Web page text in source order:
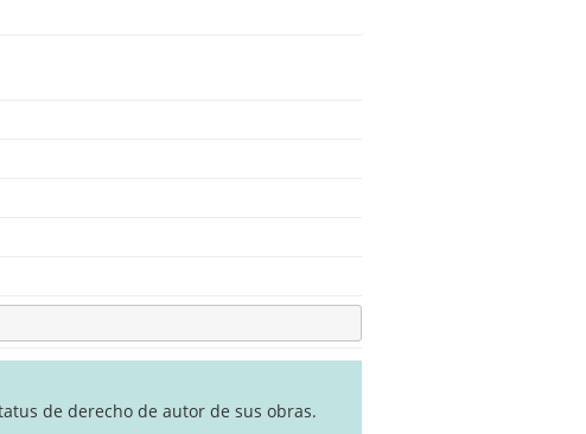
de derecho de autor de sus obras.